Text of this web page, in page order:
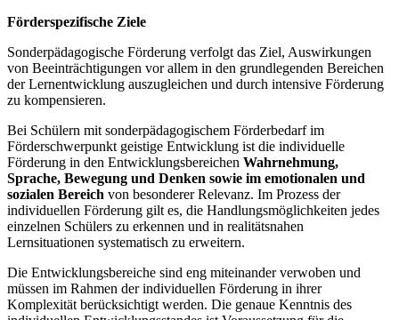
Förderspezifische Ziele
Sonderpädagogische Förderung verfolgt das Ziel, Auswirkungen
von Beeinträchtigungen vor allem in den grundlegenden Bereichen
der Lernentwicklung auszugleichen und durch intensive Förderung
zu kompensieren.
Bei Schülern mit sonderpädagogischem Förderbedarf im
Förderschwerpunkt geistige Entwicklung ist die individuelle
Förderung in den Entwicklungsbereichen Wahrnehmung,
Sprache, Bewegung und Denken sowie im emotionalen und
sozialen Bereich von besonderer Relevanz. Im Prozess der
individuellen Förderung gilt es, die Handlungsmöglichkeiten jedes
einzelnen Schülers zu erkennen und in realitätsnahen
Lernsituationen systematisch zu erweitern.
Die Entwicklungsbereiche sind eng miteinander verwoben und
müssen im Rahmen der individuellen Förderung in ihrer
Komplexität berücksichtigt werden. Die genaue Kenntnis des